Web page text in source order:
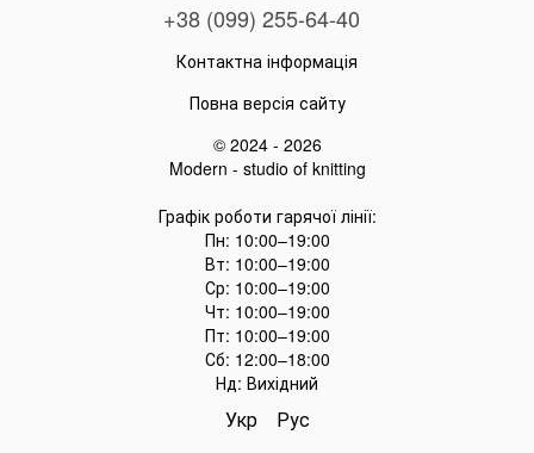
+38 (099) 255-64-40
Контактна інформація
Повна версія сайту
© 2024 - 2026
Modern - studio of knitting
Графік роботи гарячої лінії:
Пн: 10:00–19:00
Вт: 10:00–19:00
Ср: 10:00–19:00
Чт: 10:00–19:00
Пт: 10:00–19:00
Сб: 12:00–18:00
Нд: Вихідний
Укр Рус